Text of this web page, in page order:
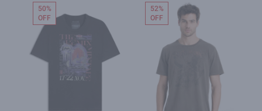
50%
OFF
52%
OFF